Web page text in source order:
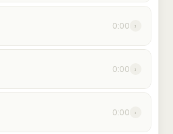
0:00 ›
0:00 ›
0:00 ›